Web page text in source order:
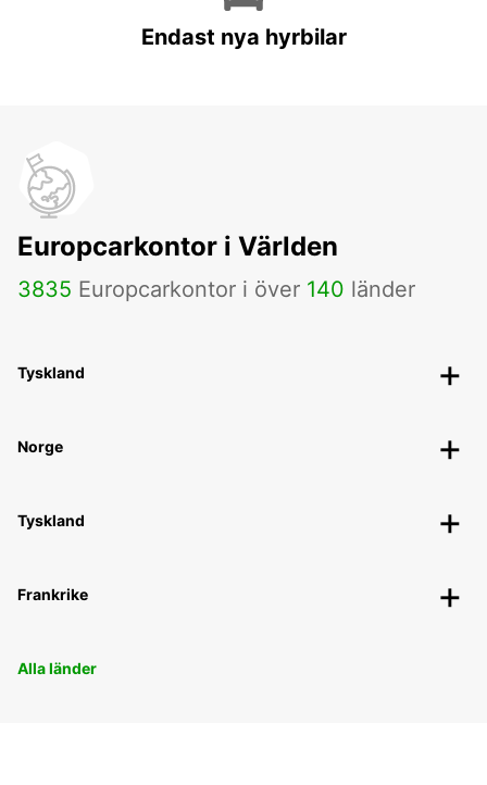
Endast nya hyrbilar
Europcarkontor i Världen
3835 Europcarkontor i över 140 länder
Tyskland
Norge
Tyskland
Frankrike
Alla länder